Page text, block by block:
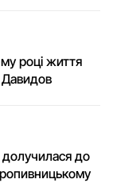
році життя
до